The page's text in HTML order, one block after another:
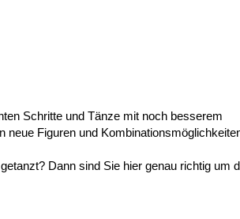
Schritte und Tänze mit noch besserem
neue Figuren und
Dann sind Sie hier genau richtig um